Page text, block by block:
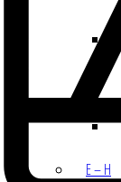
E – H